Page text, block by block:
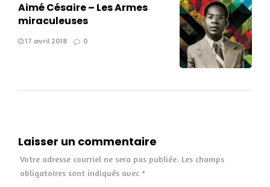
Aimé Césaire – Les Armes
miraculeuses
17 avril 2018 0
Laisser un commentaire
Votre adresse courriel ne sera pas publiée. Les champs
obligatoires sont indiqués avec *